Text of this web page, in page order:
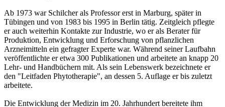
Ab 1973 war Schilcher als Professor erst in Marburg, später in
Tübingen und von 1983 bis 1995 in Berlin tätig. Zeitgleich pflegte
er auch weiterhin Kontakte zur Industrie, wo er als Berater für
Produktion, Entwicklung und Erforschung von pflanzlichen
Arzneimitteln ein gefragter Experte war. Während seiner Laufbahn
veröffentlichte er etwa 300 Publikationen und arbeitete an knapp 20
Lehr- und Handbüchern mit. Als sein Lebenswerk bezeichnete er
den "Leitfaden Phytotherapie", an dessen 5. Auflage er bis zuletzt
arbeitete.
Die Entwicklung der Medizin im 20. Jahrhundert bereitete ihm